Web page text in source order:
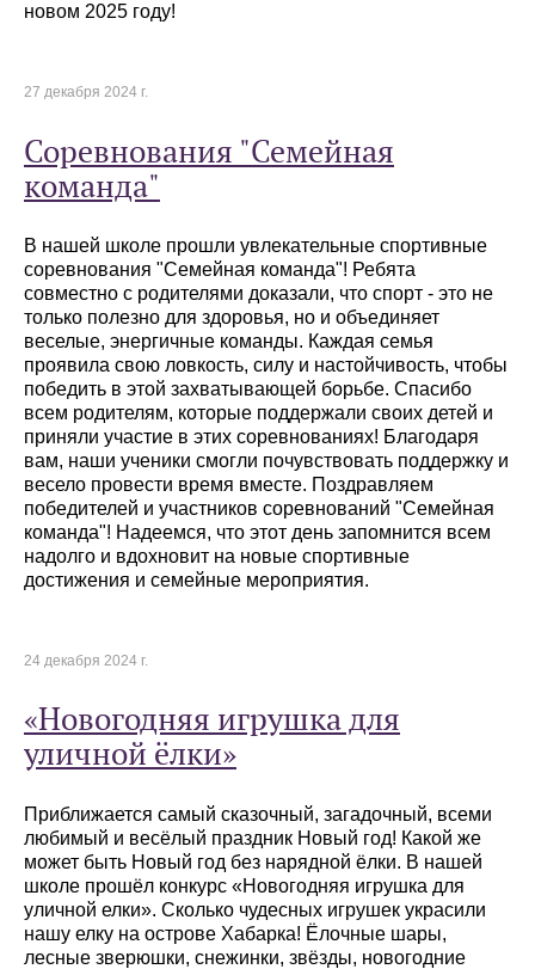
новом 2025 году!
27 декабря 2024 г.
Соревнования "Семейная
команда"
В нашей школе прошли увлекательные спортивные
соревнования "Семейная команда"! Ребята
совместно с родителями доказали, что спорт - это не
только полезно для здоровья, но и объединяет
веселые, энергичные команды. Каждая семья
проявила свою ловкость, силу и настойчивость, чтобы
победить в этой захватывающей борьбе. Спасибо
всем родителям, которые поддержали своих детей и
приняли участие в этих соревнованиях! Благодаря
вам, наши ученики смогли почувствовать поддержку и
весело провести время вместе. Поздравляем
победителей и участников соревнований "Семейная
команда"! Надеемся, что этот день запомнится всем
надолго и вдохновит на новые спортивные
достижения и семейные мероприятия.
24 декабря 2024 г.
«Новогодняя игрушка для
уличной ёлки»
Приближается самый сказочный, загадочный, всеми
любимый и весёлый праздник Новый год! Какой же
может быть Новый год без нарядной ёлки. В нашей
школе прошёл конкурс «Новогодняя игрушка для
уличной елки». Сколько чудесных игрушек украсили
нашу елку на острове Хабарка! Ёлочные шары,
лесные зверюшки, снежинки, звёзды, новогодние